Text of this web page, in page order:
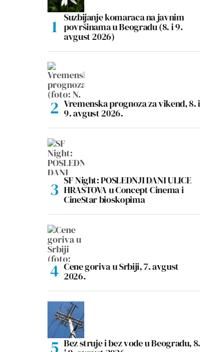
Suzbijanje komaraca na javnim
površinama u Beogradu (8. i 9.
avgust 2026)
Vremenska prognoza za vikend, 8. i
9. avgust 2026.
SF Night: POSLEDNJI DANI ULICE
HRASTOVA u Concept Cinema i
CineStar bioskopima
Cene goriva u Srbiji, 7. avgust
2026.
Bez struje i bez vode u Beogradu, 8.